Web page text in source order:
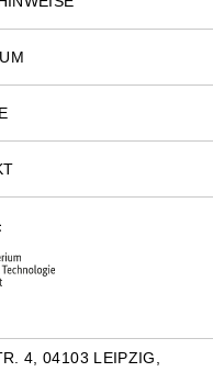
4, 04103 LEIPZIG,